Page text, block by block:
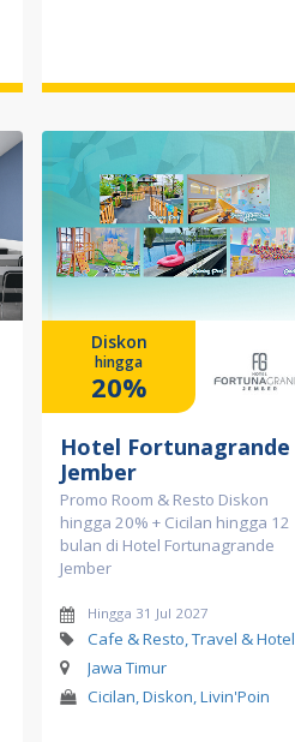
Diskon
hingga
20%
Hotel Fortunagrande
Jember
Promo Room & Resto Diskon
hingga 20% + Cicilan hingga 12
bulan di Hotel Fortunagrande
Jember
Hingga 31 Jul 2027
Cafe & Resto, Travel & Hotel
Jawa Timur
Cicilan, Diskon, Livin'Poin